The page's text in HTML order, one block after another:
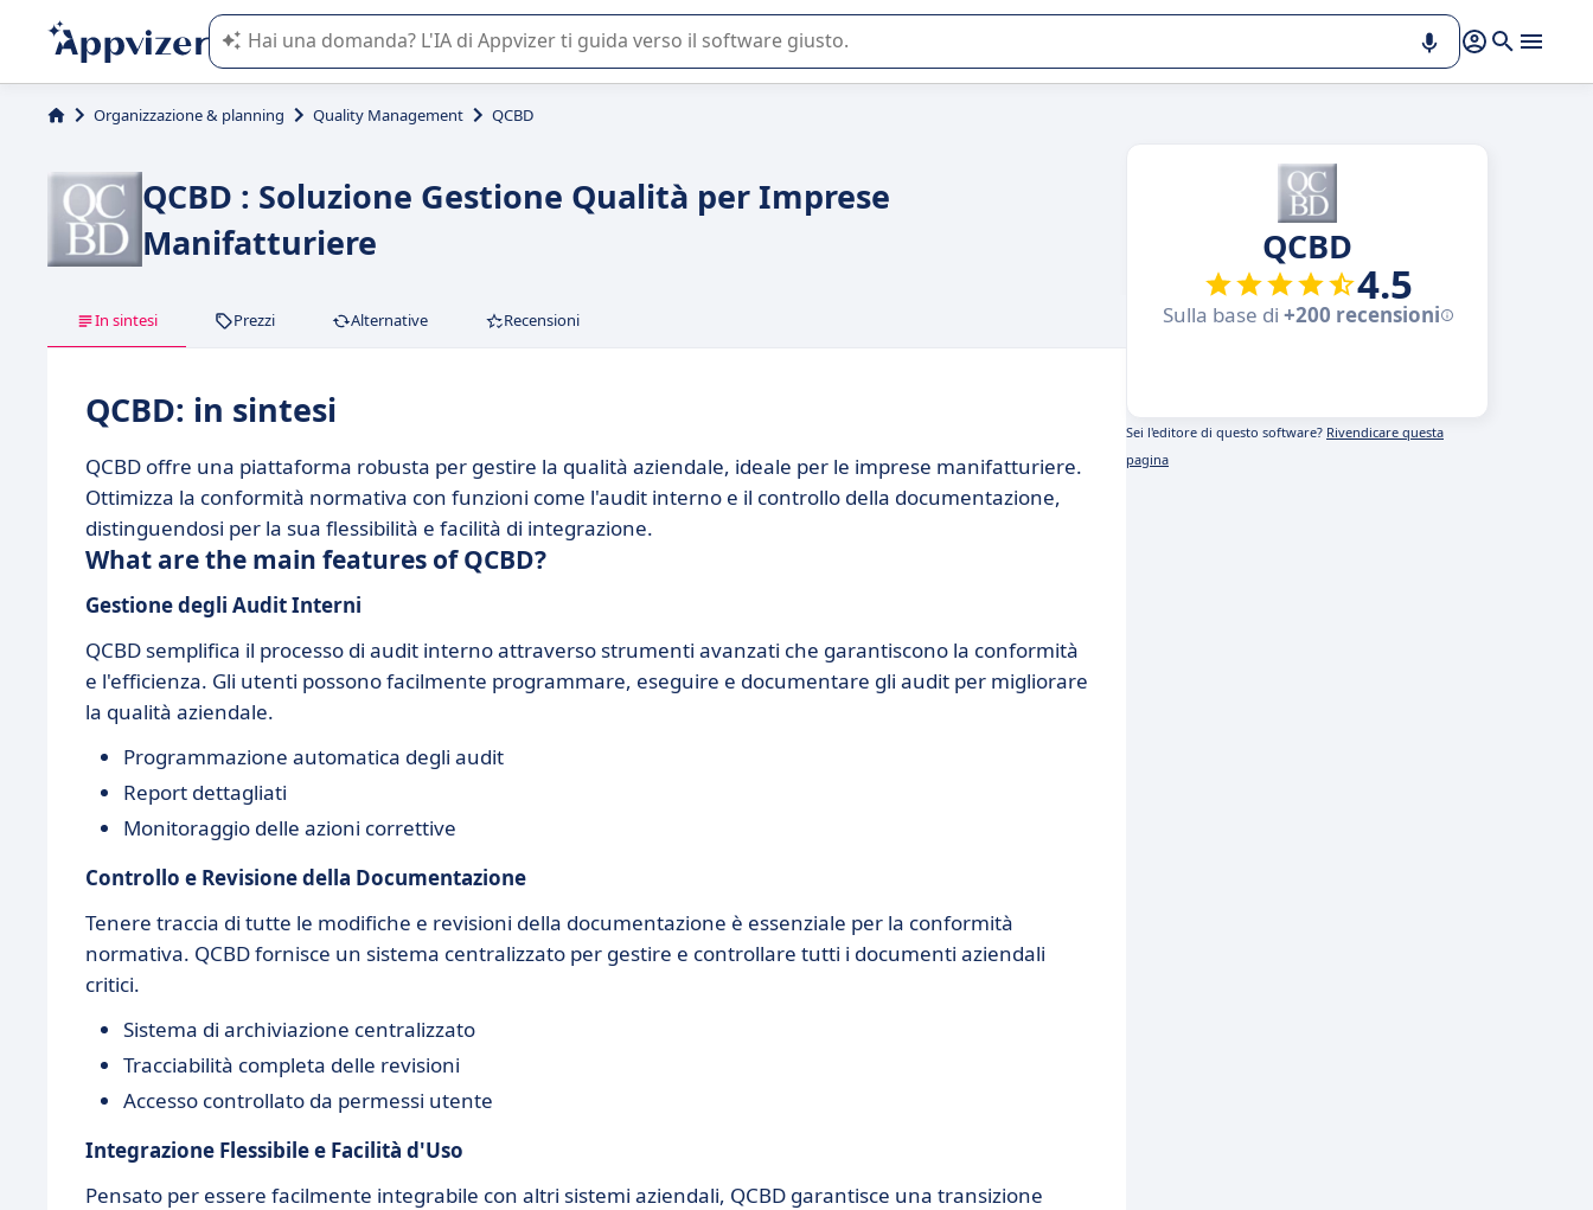
L'IA di Appvizer vi guida nell'utilizzo o nella scelta di un software SaaS per la vostra azienda.
Organizzazione & planning Quality Management QCBD
QCBD : Soluzione Gestione Qualità per Imprese
Manifatturiere
In sintesi Prezzi Alternative Recensioni
QCBD: in sintesi
QCBD offre una piattaforma robusta per gestire la qualità aziendale, ideale per le imprese manifatturiere.
Ottimizza la conformità normativa con funzioni come l'audit interno e il controllo della documentazione,
distinguendosi per la sua flessibilità e facilità di integrazione.
What are the main features of QCBD?
Gestione degli Audit Interni
QCBD semplifica il processo di audit interno attraverso strumenti avanzati che garantiscono la conformità
e l'efficienza. Gli utenti possono facilmente programmare, eseguire e documentare gli audit per migliorare
la qualità aziendale.
Programmazione automatica degli audit
Report dettagliati
Monitoraggio delle azioni correttive
Controllo e Revisione della Documentazione
Tenere traccia di tutte le modifiche e revisioni della documentazione è essenziale per la conformità
normativa. QCBD fornisce un sistema centralizzato per gestire e controllare tutti i documenti aziendali
critici.
Sistema di archiviazione centralizzato
Tracciabilità completa delle revisioni
Accesso controllato da permessi utente
Integrazione Flessibile e Facilità d'Uso
Pensato per essere facilmente integrabile con altri sistemi aziendali, QCBD garantisce una transizione
QCBD
4.5
Sulla base di +200 recensioni
Sei l'editore di questo software? Rivendicare questa
pagina